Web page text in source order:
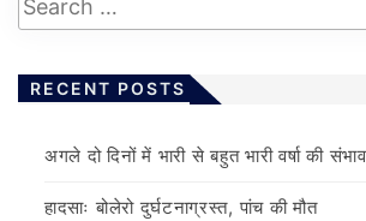
RECENT POSTS
अगले दो दिनों में भारी से बहुत भारी वर्षा की
हादसाः बोलेरो दुर्घटनाग्रस्त, पांच की मौत